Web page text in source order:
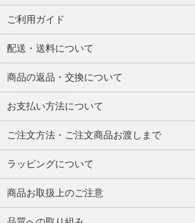
ご利用ガイド
配送・送料について
商品の返品・交換について
お支払い方法について
ご注文方法・ご注文商品お渡しまで
ラッピングについて
商品お取扱上のご注意